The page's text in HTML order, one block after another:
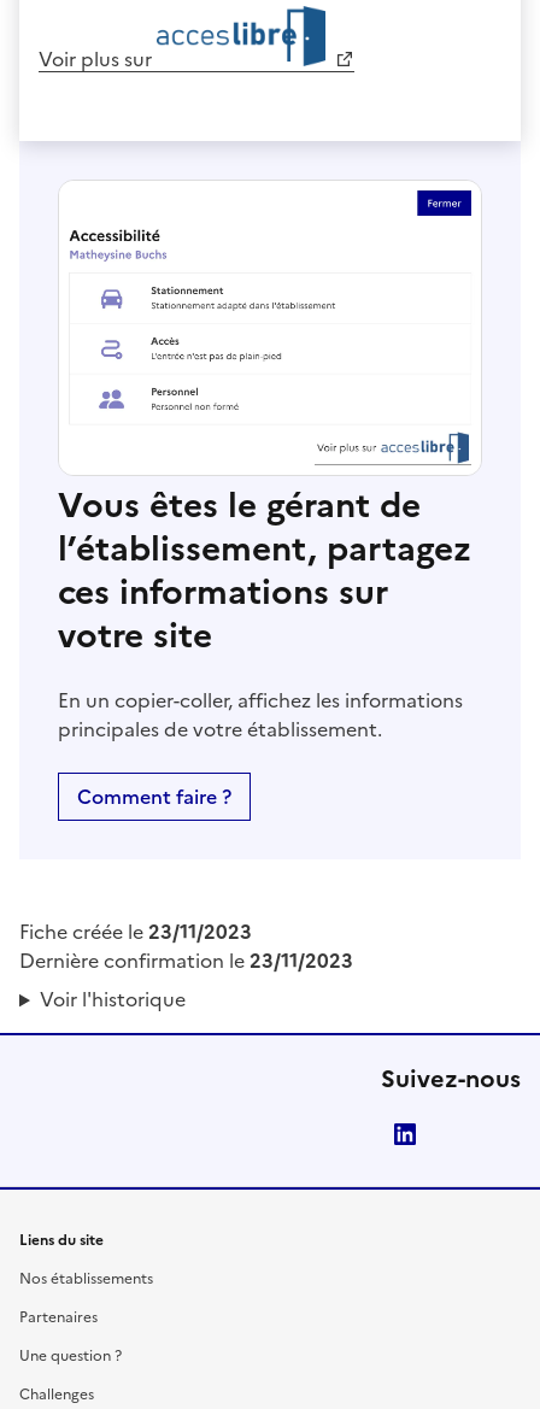
Voir plus sur
Vous êtes le gérant de
l’établissement, partagez
ces informations sur
votre site
En un copier-coller, affichez les informations
principales de votre établissement.
Comment faire ?
Fiche créée le23/11/2023
Dernière confirmation le23/11/2023
Voir l'historique
Suivez-nous
Liens du site
Nos établissements
Partenaires
Une question ?
Challenges